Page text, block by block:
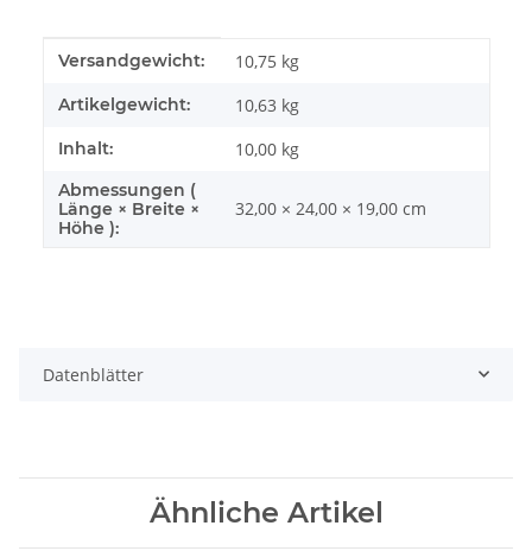
Produkteigenschaft
Wert
Versandgewicht: 10,75 kg
Artikelgewicht: 10,63 kg
Inhalt: 10,00 kg
Abmessungen (
Länge × Breite ×
Höhe ):
32,00 × 24,00 × 19,00 cm
Datenblätter
Ähnliche Artikel